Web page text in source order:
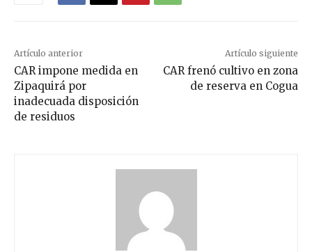
Artículo anterior
CAR impone medida en
Zipaquirá por
inadecuada disposición
de residuos
Artículo siguiente
CAR frenó cultivo en zona
de reserva en Cogua